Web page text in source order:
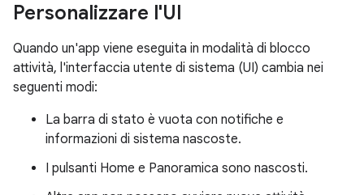
Personalizzare l'UI
Quando un'app viene eseguita in modalità di blocco
attività, l'interfaccia utente di sistema (UI) cambia nei
seguenti modi:
La barra di stato è vuota con notifiche e
informazioni di sistema nascoste.
I pulsanti Home e Panoramica sono nascosti.